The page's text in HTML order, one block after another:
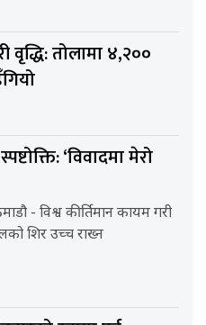
वृद्धि: तोलामा ४,२००
‘विवादमा मेरो
- विश्व कीर्तिमान कायम गरी
शिर उच्च राख्न